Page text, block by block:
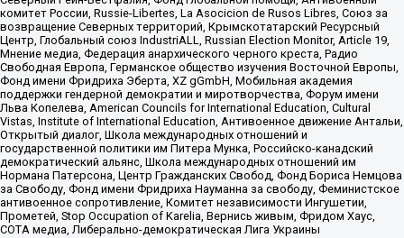
комитет России, Russie-Libertes, La Asocicion de Rusos Libres, Союз за
возвращение Северных территорий, Крымскотатарский Ресурсный
Центр, Глобальный союз IndustriALL, Russian Election Monitor, Article 19,
Мнение медиа, Федерация анархического черного креста, Радио
Свободная Европа, Германское общество изучения Восточной Европы,
Фонд имени Фридриха Эберта, XZ gGmbH, Мобильная академия
поддержки гендерной демократии и миротворчества, Форум имени
Льва Копелева, American Councils for International Education, Cultural
Vistas, Institute of International Education, Антивоенное движение Антальи,
Открытый диалог, Школа международных отношений и
государственной политики им Питера Мунка, Российско-канадский
демократический альянс, Школа международных отношений им
Нормана Патерсона, Центр Гражданских Свобод, Фонд Бориса Немцова
за Свободу, Фонд имени Фридриха Науманна за свободу, Феминистское
антивоенное сопротивление, Комитет независимости Ингушетии,
Прометей, Stop Occupation of Karelia, Вернись живым, Фридом Хаус,
СОТА медиа, Либерально-демократическая Лига Украины